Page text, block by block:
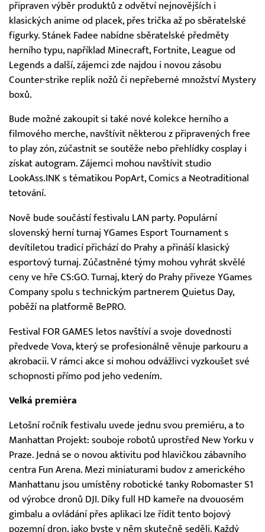
připraven výběr produktů z odvětví nejnovějších i
klasických anime od placek, přes trička až po sběratelské
figurky. Stánek Fadee nabídne sběratelské předměty
herního typu, například Minecraft, Fortnite, League od
Legends a další, zájemci zde najdou i novou zásobu
Counter-strike replik nožů či nepřeberné množství Mystery
boxů.
Bude možné zakoupit si také nové kolekce herního a
filmového merche, navštívit některou z připravených free
to play zón, zúčastnit se soutěže nebo přehlídky cosplay i
získat autogram. Zájemci mohou navštívit studio
LookAss.INK s tématikou PopArt, Comics a Neotraditional
tetování.
Nově bude součástí festivalu LAN party. Populární
slovenský herní turnaj YGames Esport Tournament s
devítiletou tradicí přichází do Prahy a přináší klasický
esportový turnaj. Zúčastněné týmy mohou vyhrát skvělé
ceny ve hře CS:GO. Turnaj, který do Prahy přiveze YGames
Company spolu s technickým partnerem Quietus Day,
poběží na platformě BePRO.
Festival FOR GAMES letos navštíví a svoje dovednosti
předvede Vova, který se profesionálně věnuje parkouru a
akrobacii. V rámci akce si mohou odvážlivci vyzkoušet své
schopnosti přímo pod jeho vedením.
Velká premiéra
Letošní ročník festivalu uvede jednu svou premiéru, a to
Manhattan Projekt: souboje robotů uprostřed New Yorku v
Praze. Jedná se o novou aktivitu pod hlavičkou zábavního
centra Fun Arena. Mezi miniaturami budov z amerického
Manhattanu jsou umístěny robotické tanky Robomaster S1
od výrobce dronů DJI. Díky full HD kameře na dvouosém
gimbalu a ovládání přes aplikaci lze řídit tento bojový
pozemní dron, jako byste v něm skutečně seděli. Každý